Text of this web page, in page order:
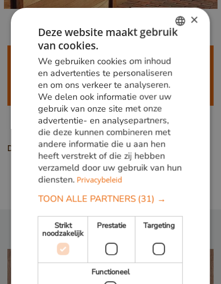
Meer weten?
Bel ons op+31 348 820000 of mail
info@vandenberghardhout.nl.
Let op, wij leveren alleen aan bedrijven.
Deel deze pagina
Terug naar overzicht
GERMAN
ENGLISH
×
Deze website maakt gebruik
van cookies.
We gebruiken cookies om inhoud
en advertenties te personaliseren
en om ons verkeer te analyseren.
We delen ook informatie over uw
gebruik van onze site met onze
advertentie- en analysepartners,
die deze kunnen combineren met
andere informatie die u aan hen
heeft verstrekt of die zij hebben
verzameld door uw gebruik van hun
diensten. Privacybeleid
TOON ALLE PARTNERS (31) →
Strikt
noodzakelijk
Prestatie Targeting
Functioneel